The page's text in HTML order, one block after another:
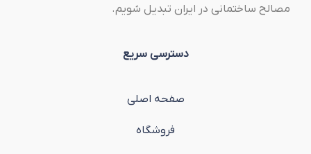
مصالح ساختمانی در ایران تبدیل شویم.
دسترسی سریع
صفحه اصلی
فروشگاه